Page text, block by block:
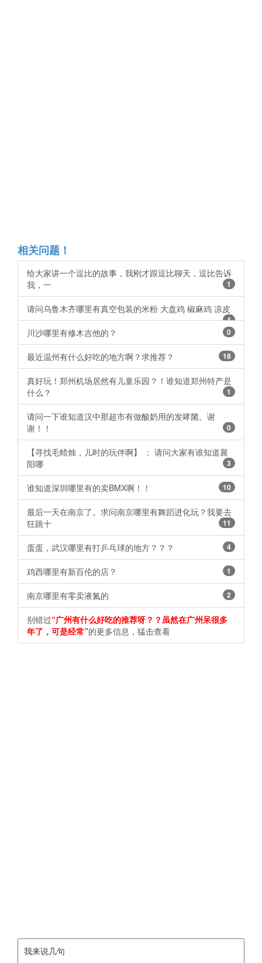
相关问题！
给大家讲一个逗比的故事，我刚才跟逗比聊天，逗比告诉
我，一
1
请问乌鲁木齐哪里有真空包装的米粉 大盘鸡 椒麻鸡 凉皮
4
川沙哪里有修木吉他的？ ​​​​ 0
最近温州有什么好吃的地方啊？求推荐？ ​​​​ 18
真好玩！郑州机场居然有儿童乐园？！谁知道郑州特产是
什么？
1
请问一下谁知道汉中那超市有做酸奶用的发哮菌。谢
谢！！ ​
0
【寻找毛蜡烛，儿时的玩伴啊】 ： 请问大家有谁知道襄
阳哪
3
谁知道深圳哪里有的卖BMX啊！！ 10
最后一天在南京了。求问南京哪里有舞蹈进化玩？我要去
狂跳十
11
蛋蛋，武汉哪里有打乒乓球的地方？？？ 4
鸡西哪里有新百伦的店？ 1
南京哪里有零卖液氮的 2
别错过“广州有什么好吃的推荐呀？？虽然在广州呆很多
年了，可是经常”的更多信息，猛击查看